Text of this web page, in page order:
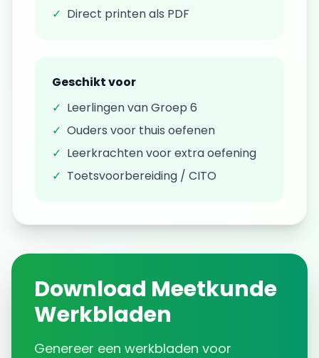
✓ Direct printen als PDF
Geschikt voor
✓ Leerlingen vanGroep 6
✓ Ouders voor thuis oefenen
✓ Leerkrachten voor extra oefening
✓ Toetsvoorbereiding / CITO
Download Meetkunde
Werkbladen
Genereer een werkbladen voor